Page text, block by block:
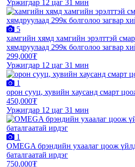
Уржигдар 12 цаг 31 мин
5
хамгийн хямд хамгийн эрэлттэй
хямдруулаад 299к болголоо загвар
299,000₮
Уржигдар 12 цаг 31 мин
1
орон сууц, хувийн хаусанд смарт
450,000₮
Уржигдар 12 цаг 31 мин
1
OMEGA брэндийн ухаалаг цоож
баталгаатай ирдэг
750,000₮